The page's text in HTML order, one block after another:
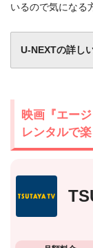
いるので気になる
U-NEXTの詳し
映画『エー
レンタルで